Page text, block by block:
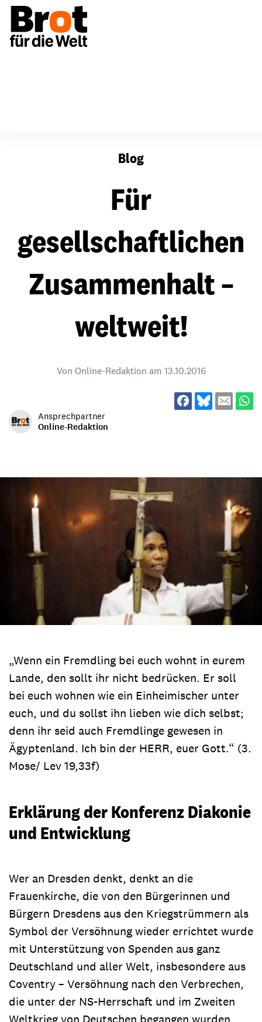
Blog
Für
gesellschaftlichen
Zusammenhalt –
weltweit!
Von Online-Redaktion am 13.10.2016
Ansprechpartner
Online-Redaktion
„Wenn ein Fremdling bei euch wohnt in eurem
Lande, den sollt ihr nicht bedrücken. Er soll
bei euch wohnen wie ein Einheimischer unter
euch, und du sollst ihn lieben wie dich selbst;
denn ihr seid auch Fremdlinge gewesen in
Ägyptenland. Ich bin der HERR, euer Gott.“ (3.
Mose/ Lev 19,33f)
Erklärung der Konferenz Diakonie
und Entwicklung
Wer an Dresden denkt, denkt an die
Frauenkirche, die von den Bürgerinnen und
Bürgern Dresdens aus den Kriegstrümmern als
Symbol der Versöhnung wieder errichtet wurde
mit Unterstützung von Spenden aus ganz
Deutschland und aller Welt, insbesondere aus
Coventry – Versöhnung nach den Verbrechen,
die unter der NS-Herrschaft und im Zweiten